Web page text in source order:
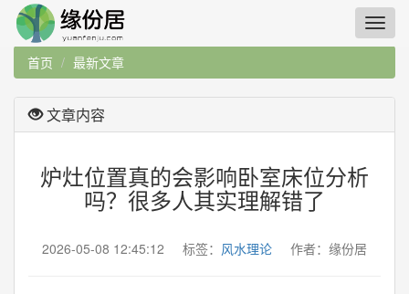
首页 最新文章
文章内容
炉灶位置真的会影响卧室床位分析
吗？很多人其实理解错了
2026-05-08 12:45:12 标签： 风水理论 作者：缘份居